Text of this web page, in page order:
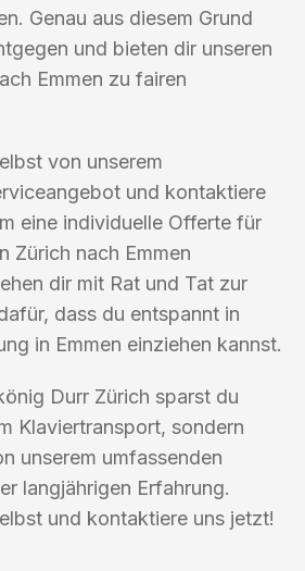
Genau aus diesem Grund
und bieten dir unseren
Emmen zu fairen
von unserem
und kontaktiere
eine individuelle Offerte für
Zürich nach Emmen
dir mit Rat und Tat zur
dass du entspannt in
in Emmen einziehen kannst.
Durr Zürich sparst du
Klaviertransport, sondern
unserem umfassenden
langjährigen Erfahrung.
und kontaktiere uns jetzt!